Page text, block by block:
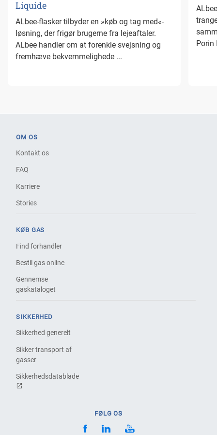
Liquide
ALbee-flasker tilbyder en »køb og tag med«-
løsning, der frigør brugerne fra lejeaftaler.
ALbee handler om at forenkle svejsning og
fremhæve bekvemmelighede ...
Porin
OM OS
Kontakt os
FAQ
Karriere
Stories
KØB GAS
Find forhandler
Bestil gas online
Gennemse
gaskataloget
SIKKERHED
Sikkerhed generelt
Sikker transport af
gasser
Sikkerhedsdatablade
FØLG OS